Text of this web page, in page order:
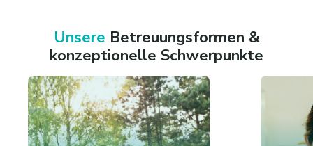
Unsere Betreuungsformen &
konzeptionelle Schwerpunkte